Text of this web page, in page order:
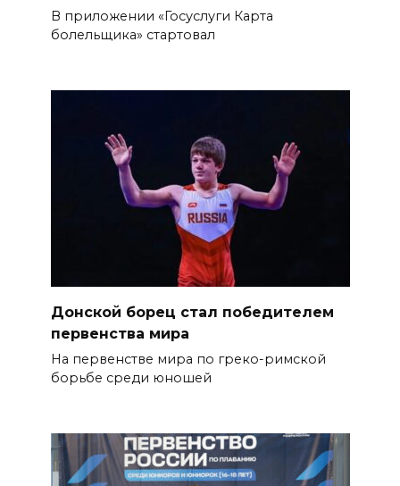
В приложении «Госуслуги Карта
болельщика» стартовал
Донской борец стал победителем
первенства мира
На первенстве мира по греко-римской
борьбе среди юношей